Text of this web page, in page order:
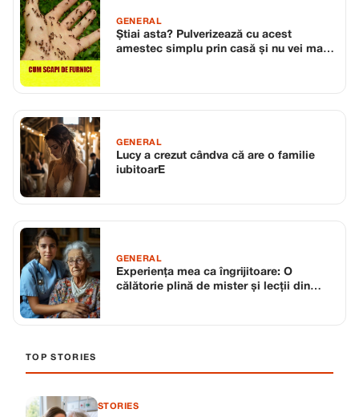
GENERAL
Știai asta? Pulverizează cu acest
amestec simplu prin casă și nu vei mai
GENERAL
Lucy a crezut cândva că are o familie
iubitoarE
GENERAL
Experiența mea ca îngrijitoare: O
călătorie plină de mister și lecții din
TOP STORIES
STORIES